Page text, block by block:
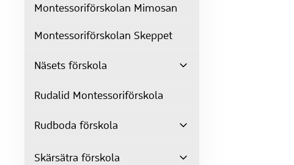
Montessoriförskolan Mimosan
Montessoriförskolan Skeppet
Näsets förskola
Rudalid Montessoriförskola
Rudboda förskola
Skärsätra förskola